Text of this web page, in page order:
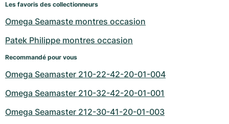
Les favoris des collectionneurs
Omega Seamaste montres occasion
Patek Philippe montres occasion
Recommandé pour vous
Omega Seamaster 210-22-42-20-01-004
Omega Seamaster 210-32-42-20-01-001
Omega Seamaster 212-30-41-20-01-003